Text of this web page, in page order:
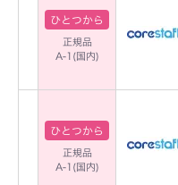
ひとつから
正規品
A-1(国内)
ひとつから
正規品
A-1(国内)